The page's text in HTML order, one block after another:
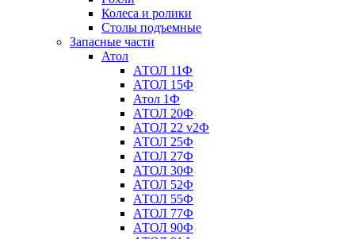
Колеса и ролики
Столы подъемные
Запасные части
Атол
АТОЛ 11Ф
АТОЛ 15Ф
Атол 1Ф
АТОЛ 20Ф
АТОЛ 22 v2Ф
АТОЛ 25Ф
АТОЛ 27Ф
АТОЛ 30Ф
АТОЛ 52Ф
АТОЛ 55Ф
АТОЛ 77Ф
АТОЛ 90Ф